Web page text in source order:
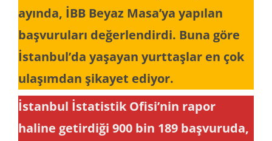
ayında, İBB Beyaz Masa’ya yapılan
başvuruları değerlendirdi. Buna göre
İstanbul’da yaşayan yurttaşlar en çok
ulaşımdan şikayet ediyor.
İstanbul İstatistik Ofisi’nin rapor
haline getirdiği 900 bin 189 başvuruda,